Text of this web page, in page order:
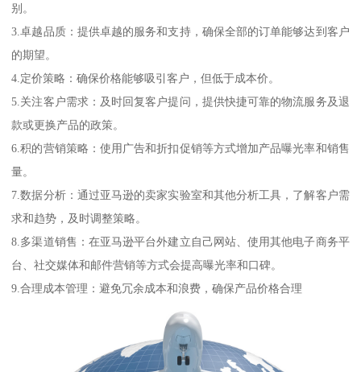
别。
3.卓越品质：提供卓越的服务和支持，确保全部的订单能够达到客户
的期望。
4.定价策略：确保价格能够吸引客户，但低于成本价。
5.关注客户需求：及时回复客户提问，提供快捷可靠的物流服务及退
款或更换产品的政策。
6.积的营销策略：使用广告和折扣促销等方式增加产品曝光率和销售
量。
7.数据分析：通过亚马逊的卖家实验室和其他分析工具，了解客户需
求和趋势，及时调整策略。
8.多渠道销售：在亚马逊平台外建立自己网站、使用其他电子商务平
台、社交媒体和邮件营销等方式会提高曝光率和口碑。
9.合理成本管理：避免冗余成本和浪费，确保产品价格合理